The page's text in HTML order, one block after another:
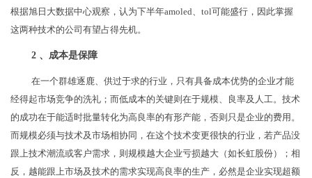
根据旭日大数据中心观察，认为下半年amoled、tol可能盛行，因此掌握
这两种技术的公司有望占得先机。
2 、成本是保障
在一个群雄逐鹿、供过于求的行业，只有具备成本优势的企业才能
经得起市场竞争的洗礼；而低成本的关键则在于规模、良率及人工。技术
的成功在于能适时批量转化为高良率的有形产能，否则只是企业的费用。
而规模必须与技术及市场相协同，在这个技术变更很快的行业，若产品没
跟上技术潮流或客户需求，则规模越大企业亏损越大（如长虹股份）；相
反，越能跟上市场及技术的需求实现高良率的生产，必然是企业实现超额